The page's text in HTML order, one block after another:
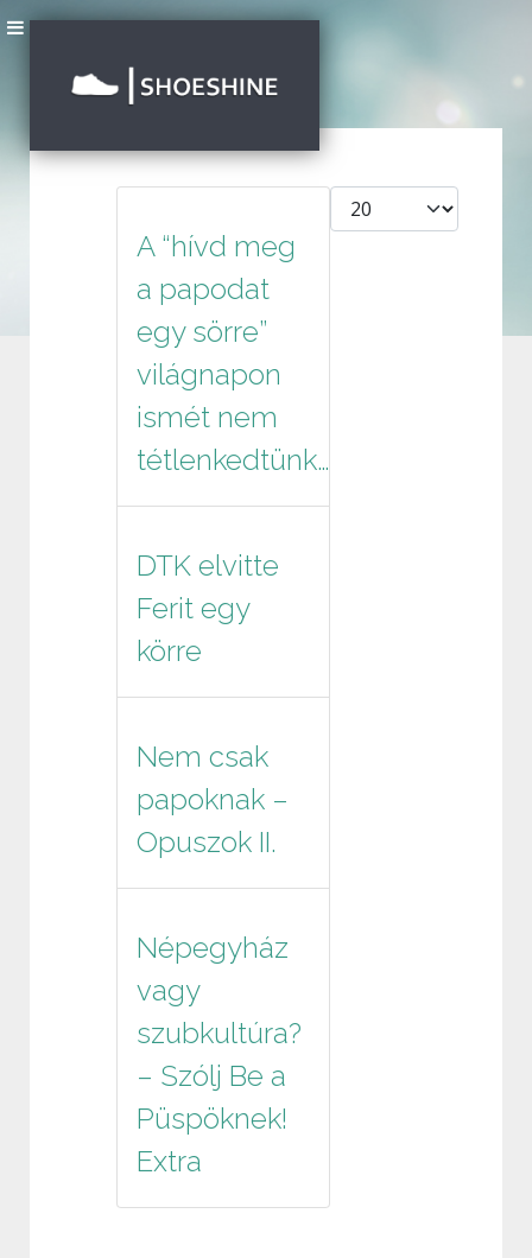
Tételek #
A “hívd meg
a papodat
egy sörre”
világnapon
ismét nem
tétlenkedtünk…
DTK elvitte
Ferit egy
körre
Nem csak
papoknak –
Opuszok II.
Népegyház
vagy
szubkultúra?
– Szólj Be a
Püspöknek!
Extra